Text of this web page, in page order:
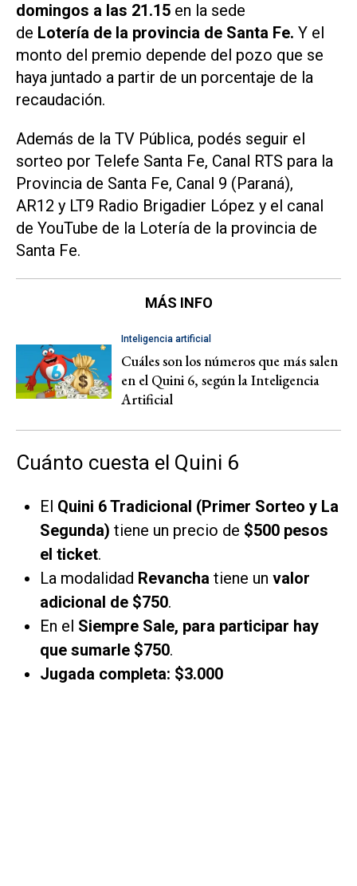
domingos a las 21.15 en la sede
de Lotería de la provincia de Santa Fe. Y el
monto del premio depende del pozo que se
haya juntado a partir de un porcentaje de la
recaudación.
Además de la TV Pública, podés seguir el
sorteo por Telefe Santa Fe, Canal RTS para la
Provincia de Santa Fe, Canal 9 (Paraná),
AR12 y LT9 Radio Brigadier López y el canal
de YouTube de la Lotería de la provincia de
Santa Fe.
MÁS INFO
Inteligencia artificial
Cuáles son los números que más salen
en el Quini 6, según la Inteligencia
Artificial
Cuánto cuesta el Quini 6
El Quini 6 Tradicional (Primer Sorteo y La
Segunda) tiene un precio de $500 pesos
el ticket.
La modalidad Revancha tiene un valor
adicional de $750.
En el Siempre Sale, para participar hay
que sumarle $750.
Jugada completa: $3.000